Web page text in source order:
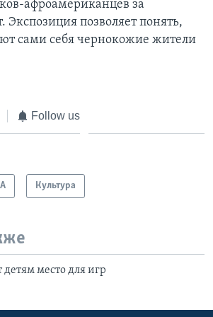
афроамериканцев за
Экспозиция позволяет понять,
сами себя чернокожие жители
Follow us
Культура
место для игр